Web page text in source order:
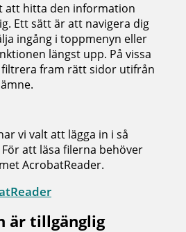
att hitta den information
Ett sätt är att navigera dig
ingång i toppmenyn eller
längst upp. På vissa
filtrera fram rätt sidor utifrån
vi valt att lägga in i så
att läsa filerna behöver
AcrobatReader.
är tillgänglig